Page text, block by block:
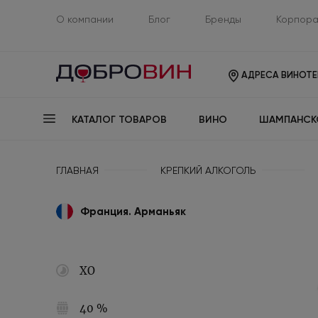
О компании Блог Бренды
АДРЕСА
КАТАЛОГ ТОВАРОВ ВИНО
ГЛАВНАЯ КРЕПКИЙ АЛКОГОЛЬ
Франция. Арманьяк
XO
40 %